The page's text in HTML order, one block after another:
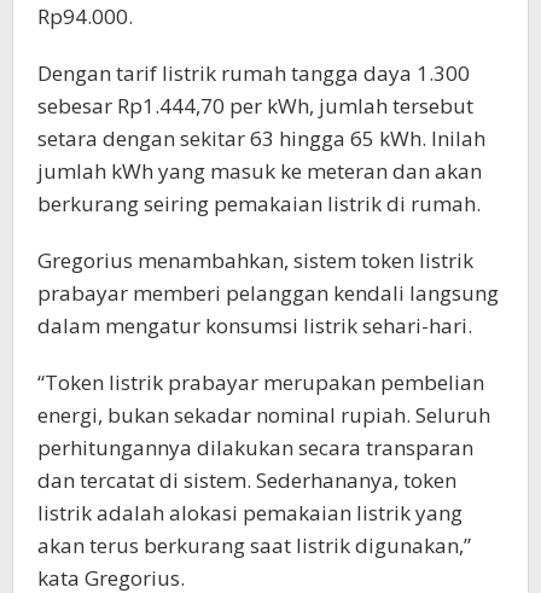
Rp94.000.
Dengan tarif listrik rumah tangga daya 1.300
sebesar Rp1.444,70 per kWh, jumlah tersebut
setara dengan sekitar 63 hingga 65 kWh. Inilah
jumlah kWh yang masuk ke meteran dan akan
berkurang seiring pemakaian listrik di rumah.
Gregorius menambahkan, sistem token listrik
prabayar memberi pelanggan kendali langsung
dalam mengatur konsumsi listrik sehari-hari.
“Token listrik prabayar merupakan pembelian
energi, bukan sekadar nominal rupiah. Seluruh
perhitungannya dilakukan secara transparan
dan tercatat di sistem. Sederhananya, token
listrik adalah alokasi pemakaian listrik yang
akan terus berkurang saat listrik digunakan,”
kata Gregorius.